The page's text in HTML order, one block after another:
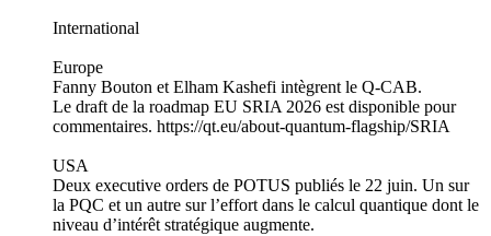
International
Europe
Fanny Bouton et Elham Kashefi intègrent le Q-CAB.
Le draft de la roadmap EU SRIA 2026 est disponible pour
commentaires. https://qt.eu/about-quantum-flagship/SRIA
USA
Deux executive orders de POTUS publiés le 22 juin. Un sur
la PQC et un autre sur l’effort dans le calcul quantique dont le
niveau d’intérêt stratégique augmente.